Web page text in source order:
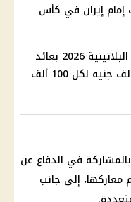
إمام إيران في كأس
شهادة البنك الأهلي البلاتينية 2026 بعائد
في الدفاع عن
إلى جانب